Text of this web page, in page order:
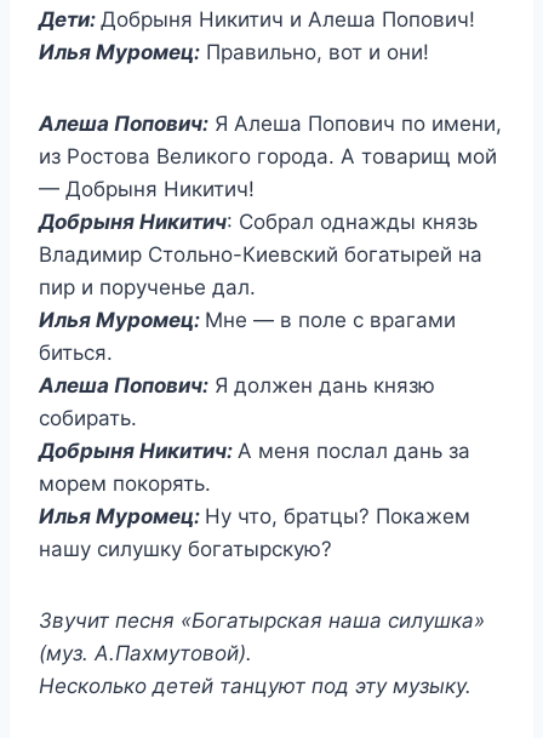
Дети: Добрыня Никитич и Алеша Попович!
Илья Муромец: Правильно, вот и они!
Алеша Попович: Я Алеша Попович по имени,
из Ростова Великого города. А товарищ мой
— Добрыня Никитич!
Добрыня Никитич: Собрал однажды князь
Владимир Стольно-Киевский богатырей на
пир и порученье дал.
Илья Муромец: Мне — в поле с врагами
биться.
Алеша Попович: Я должен дань князю
собирать.
Добрыня Никитич: А меня послал дань за
морем покорять.
Илья Муромец: Ну что, братцы? Покажем
нашу силушку богатырскую?
Звучит песня «Богатырская наша силушка»
(муз. А.Пахмутовой).
Несколько детей танцуют под эту музыку.